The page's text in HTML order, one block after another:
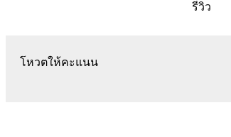
รีวิว
โหวตให้คะแนน